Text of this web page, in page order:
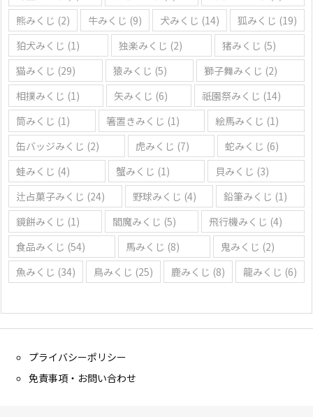
熊みくじ (2) 牛みくじ (9) 犬みくじ (14) 狐みくじ (19)
狛犬みくじ (1) 独楽みくじ (2) 猪みくじ (5)
猫みくじ (29) 猿みくじ (5) 獅子舞みくじ (2)
相撲みくじ (1) 矢みくじ (6) 祇園祭みくじ (14)
筒みくじ (1) 箸置きみくじ (1) 絵馬みくじ (1)
缶バッジみくじ (2) 虎みくじ (7) 蛇みくじ (6)
蛙みくじ (4) 蟹みくじ (1) 貝みくじ (3)
辻占菓子みくじ (24) 野球みくじ (4) 鉛筆みくじ (1)
鏡餅みくじ (1) 閻魔みくじ (5) 飛行機みくじ (4)
食品みくじ (54) 馬みくじ (8) 鬼みくじ (2)
魚みくじ (34) 鳥みくじ (25) 鹿みくじ (8) 龍みくじ (6)
プライバシーポリシー
免責事項・お問い合わせ